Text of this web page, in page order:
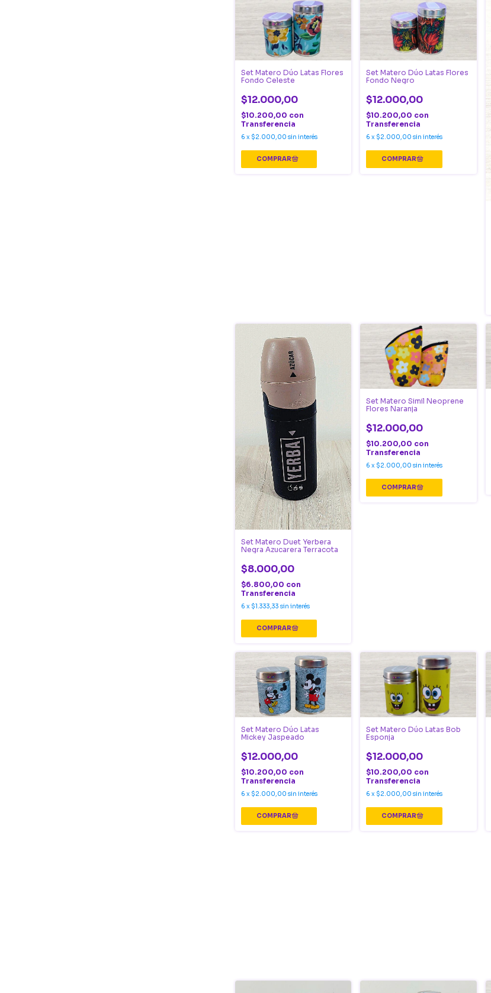
Set Matero Dúo Latas Flores
Fondo Celeste
$12.000,00
$10.200,00 con
Transferencia
6 x $2.000,00 sin interés
Set Matero Dúo Latas Flores
Fondo Negro
$12.000,00
$10.200,00 con
Transferencia
6 x $2.000,00 sin interés
Set Matero Duet Yerbera
Negra Azucarera Terracota
$8.000,00
$6.800,00 con
Transferencia
6 x $1.333,33 sin interés
Set Matero Simil Neoprene
Flores Naranja
$12.000,00
$10.200,00 con
Transferencia
6 x $2.000,00 sin interés
Set Matero Dúo Latas
Mickey Jaspeado
$12.000,00
$10.200,00 con
Transferencia
6 x $2.000,00 sin interés
Set Matero Dúo Latas Bob
Esponja
$12.000,00
$10.200,00 con
Transferencia
6 x $2.000,00 sin interés